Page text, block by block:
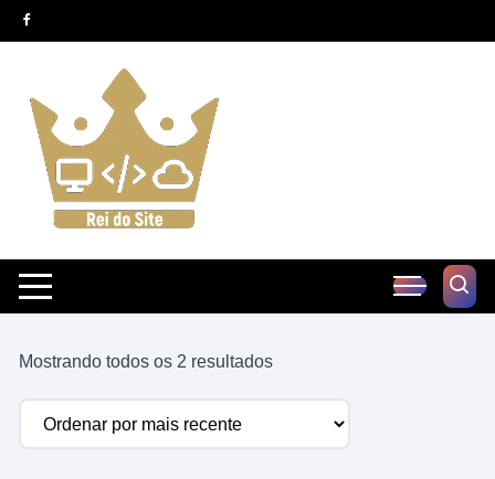
Pular
para
conteúdo
Mostrando todos os 2 resultadosClassificado